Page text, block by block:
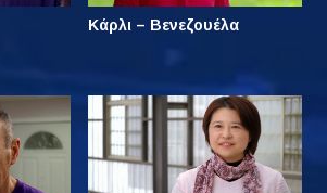
Κάρλι – Βενεζουέλα